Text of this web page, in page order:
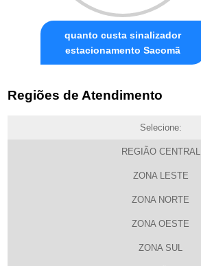
quanto custa sinalizador
estacionamento Sacomã
Regiões de Atendimento
Selecione:
REGIÃO CENTRAL
ZONA LESTE
ZONA NORTE
ZONA OESTE
ZONA SUL